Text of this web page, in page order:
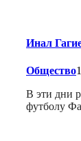
Инал
Общество
В эти дни
футболу